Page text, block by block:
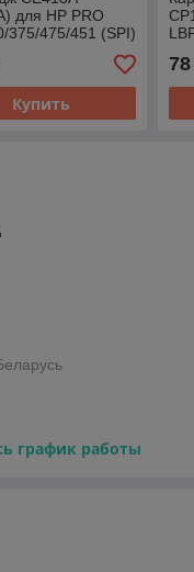
для HP PRO
375/475/451 (SPI)
Купить
78
график работы